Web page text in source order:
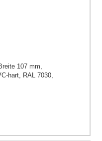
107 mm,
hart, RAL 7030,